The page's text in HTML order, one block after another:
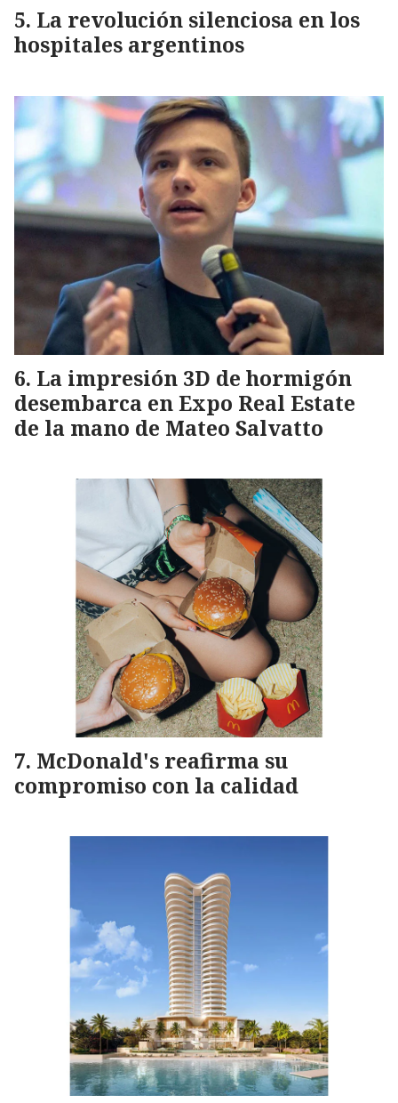
La revolución silenciosa en los
hospitales argentinos
La impresión 3D de hormigón
desembarca en Expo Real Estate
de la mano de Mateo Salvatto
McDonald's reafirma su
compromiso con la calidad